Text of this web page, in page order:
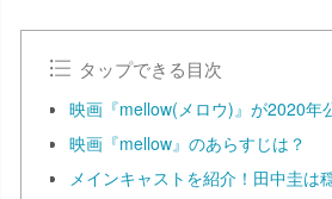
タップできる目次
映画『mellow(メロウ)』が2020年
映画『mellow』のあらすじは？
メインキャストを紹介！田中圭は